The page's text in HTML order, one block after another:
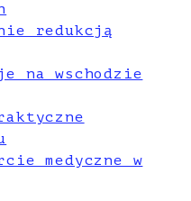
redukcją
na wschodzie
medyczne w